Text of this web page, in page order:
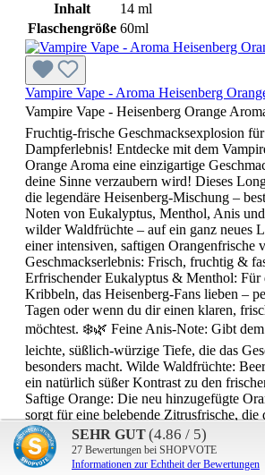
Inhalt
14 ml
Flaschengröße 60ml
Vampire Vape - Aroma Heisenberg
Vampire Vape - Heisenberg Orange
Fruchtig-frische Geschmacksexplosion
Dampferlebnis! Entdecke mit dem
Orange Aroma eine einzigartige
deine Sinne verzaubern wird! Dieses
die legendäre Heisenberg-Mischung –
Noten von Eukalyptus, Menthol, Anis
wilder Waldfrüchte – auf ein ganz neues
einer intensiven, saftigen Orangenfrische
Geschmackserlebnis: Frisch, fruchtig &
Erfrischender Eukalyptus & Menthol: Für
Kribbeln, das Heisenberg-Fans lieben –
Tagen oder wenn du dir einen klaren,
möchtest. ❄️🌿 Feine Anis-Note: Gibt
leichte, süßlich-würzige Tiefe, die das
besonders macht. Wilde Waldfrüchte:
ein natürlich süßer Kontrast zu den
Saftige Orange: Die neu hinzugefügte
sorgt für eine belebende Zitrusfrische, die
sonnige, spritzige Fruchtigkeit verleiht und
einem rundum fruchtigen Genuss macht.
Zusammenspiel dieser komplexen Aromen
SEHR GUT(4.86 / 5)
27 Bewertungen bei SHOPVOTE
Informationen zur Echtheit der Bewertungen